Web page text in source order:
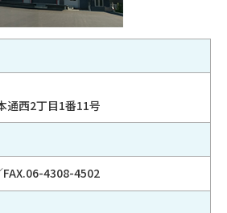
通西2丁目1番11号
4308-4502